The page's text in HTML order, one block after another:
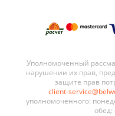
Уполномоченный
нарушении их прав,
защите прав
client-
уполномоченного:
обед: